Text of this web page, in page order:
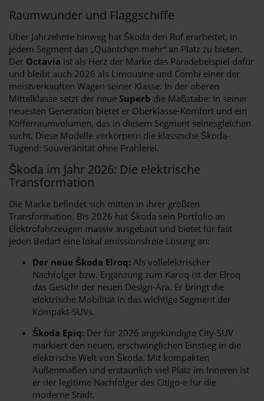
Raumwunder und Flaggschiffe
Über Jahrzehnte hinweg hat Škoda den Ruf erarbeitet, in
jedem Segment das „Quäntchen mehr“ an Platz zu bieten.
Der Octavia ist als Herz der Marke das Paradebeispiel dafür
und bleibt auch 2026 als Limousine und Combi einer der
meistverkauften Wagen seiner Klasse. In der oberen
Mittelklasse setzt der neue Superb die Maßstäbe: In seiner
neuesten Generation bietet er Oberklasse-Komfort und ein
Kofferraumvolumen, das in diesem Segment seinesgleichen
sucht. Diese Modelle verkörpern die klassische Škoda-
Tugend: Souveränität ohne Prahlerei.
Škoda im Jahr 2026: Die elektrische
Transformation
Die Marke befindet sich mitten in ihrer größten
Transformation. Bis 2026 hat Škoda sein Portfolio an
Elektrofahrzeugen massiv ausgebaut und bietet für fast
jeden Bedarf eine lokal emissionsfreie Lösung an:
Der neue Škoda Elroq: Als vollelektrischer
Nachfolger bzw. Ergänzung zum Karoq ist der Elroq
das Gesicht der neuen Design-Ära. Er bringt die
elektrische Mobilität in das wichtige Segment der
Kompakt-SUVs.
Škoda Epiq: Der für 2026 angekündigte City-SUV
markiert den neuen, erschwinglichen Einstieg in die
elektrische Welt von Škoda. Mit kompakten
Außenmaßen und erstaunlich viel Platz im Inneren ist
er der legitime Nachfolger des Citigo-e für die
moderne Stadt.